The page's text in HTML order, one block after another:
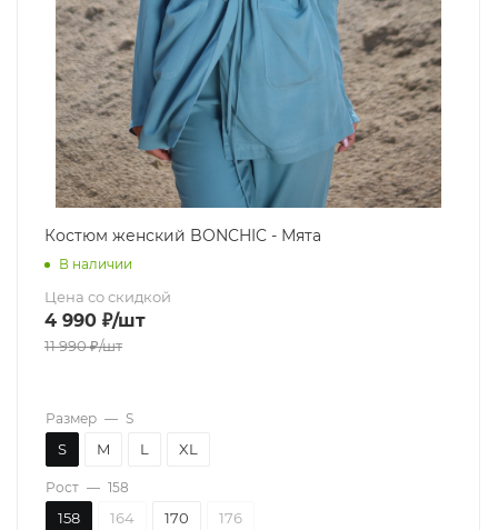
Костюм женский BONCHIC - Мята
В наличии
Цена со скидкой
4 990 ₽/шт
11 990₽/шт
Размер — S
S M L XL
Рост — 158
158 164 170 176